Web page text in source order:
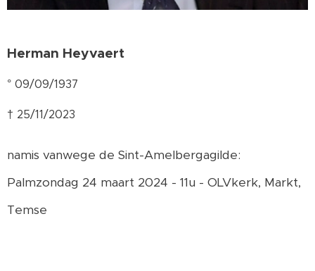
Herman Heyvaert
° 09/09/1937
† 25/11/2023
namis vanwege de Sint-Amelbergagilde:
Palmzondag 24 maart 2024 - 11u - OLVkerk, Markt,
Temse